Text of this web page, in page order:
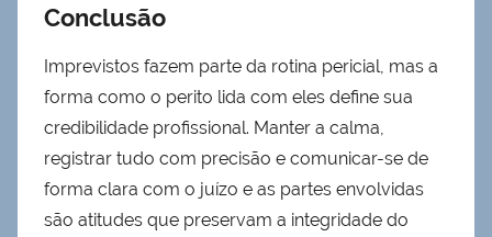
Conclusão
Imprevistos fazem parte da rotina pericial, mas a
forma como o perito lida com eles define sua
credibilidade profissional. Manter a calma,
registrar tudo com precisão e comunicar-se de
forma clara com o juízo e as partes envolvidas
são atitudes que preservam a integridade do